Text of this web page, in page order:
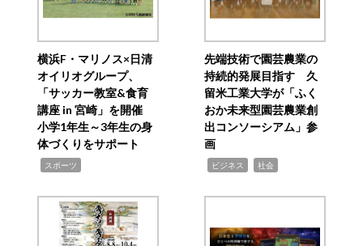
横浜F・マリノス×日清
オイリオグループ、
「サッカー教室&食育
講座 in 宮崎」を開催
小学1年生～3年生の身
体づくりをサポート
スポーツ
先端技術で園芸農業の
持続的発展目指す 久
留米工業大学が「ふく
おか未来型園芸農業創
出コンソーシアム」参
画
ビジネス 社会